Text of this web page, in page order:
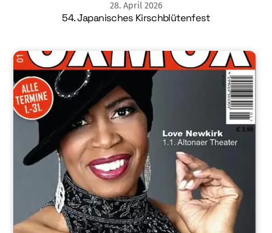
28. April 2026
54. Japanisches Kirschblütenfest